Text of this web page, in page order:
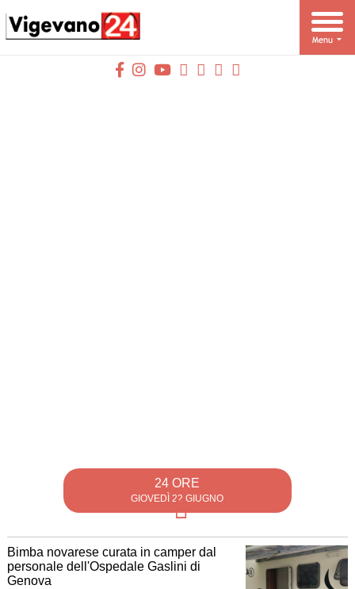
24 ORE
GIOVEDÌ 22 GIUGNO
Bimba novarese curata in camper dal
personale dell'Ospedale Gaslini di
Genova